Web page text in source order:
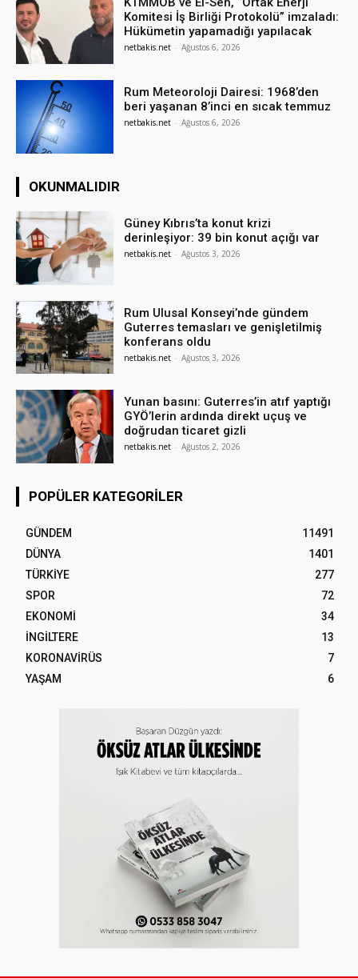
Komitesi İş Birliği Protokolü” imzaladı:
Hükümetin yapamadığı yapılacak
netbakis.net - Ağustos 6, 2026
Rum Meteoroloji Dairesi: 1968’den
beri yaşanan 8’inci en sıcak temmuz
netbakis.net - Ağustos 6, 2026
OKUNMALIDIR
Güney Kıbrıs’ta konut krizi
derinleşiyor: 39 bin konut açığı var
netbakis.net - Ağustos 3, 2026
Rum Ulusal Konseyi’nde gündem
Guterres temasları ve genişletilmiş
konferans oldu
netbakis.net - Ağustos 3, 2026
Yunan basını: Guterres’in atıf yaptığı
GYÖ’lerin ardında direkt uçuş ve
doğrudan ticaret gizli
netbakis.net - Ağustos 2, 2026
POPÜLER KATEGORILER
GÜNDEM
11491
DÜNYA
1401
TÜRKİYE
277
SPOR
72
EKONOMİ
34
İNGİLTERE
13
KORONAVİRÜS
7
YAŞAM
6